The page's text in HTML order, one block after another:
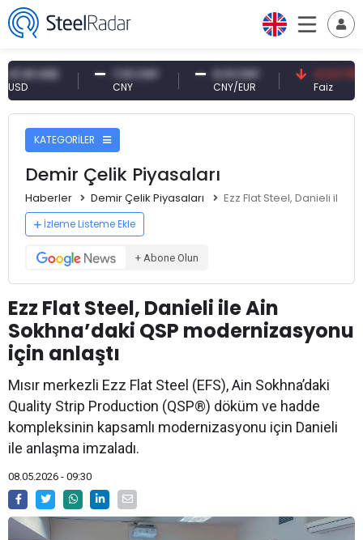
USD 7,10 CNY 0,13 CNY
CNY/EUR
41,53 TRY
KATEGORİLER
Demir Çelik Piyasaları
Haberler Demir Çelik Piyasaları Ezz Flat Steel, Danieli ile
İzleme Listeme Ekle
+ Abone Olun
Ezz Flat Steel, Danieli ile Ain
Sokhna’daki QSP modernizasyonu
için anlaştı
Mısır merkezli Ezz Flat Steel (EFS), Ain Sokhna’daki
Quality Strip Production (QSP®) döküm ve hadde
kompleksinin kapsamlı modernizasyonu için Danieli
ile anlaşma imzaladı.
08.05.2026 - 09:30